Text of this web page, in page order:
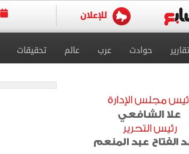
تقارير حوادث عرب عالم تحقيقات